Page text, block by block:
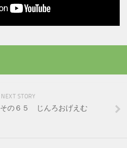
NEXT STORY
の６５ じんろおげえむ